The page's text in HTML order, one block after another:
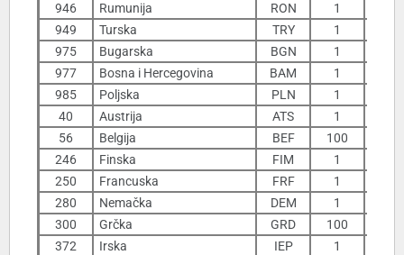
946
Rumunija RON 1
949
Turska TRY 1
975
Bugarska BGN 1
977
Bosna i Hercegovina BAM 1
985
Poljska PLN 1
40
Austrija ATS 1
56
Belgija BEF 100
246
Finska FIM 1
250
Francuska FRF 1
280
Nemačka DEM 1
300
Grčka GRD 100
372
Irska IEP 1